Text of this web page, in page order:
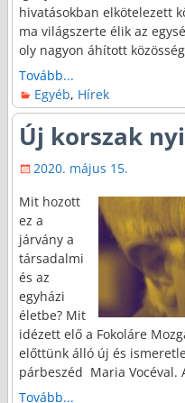
hivatásokban elkötelezett
ma világszerte élik az
oly nagyon áhított
Tovább...
Egyéb, Hírek
Új korszak
2020. május 15.
Mit hozott
ez a
járvány a
társadalmi
és az
egyházi
életbe? Mit
idézett elő a Fokoláre
előttünk álló új és
párbeszéd Maria
Tovább...